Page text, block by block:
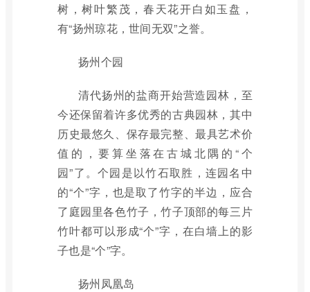
树，树叶繁茂，春天花开白如玉盘，
有“扬州琼花，世间无双”之誉。
扬州个园
清代扬州的盐商开始营造园林，至
今还保留着许多优秀的古典园林，其中
历史最悠久、保存最完整、最具艺术价
值的，要算坐落在古城北隅的“个
园”了。个园是以竹石取胜，连园名中
的“个”字，也是取了竹字的半边，应合
了庭园里各色竹子，竹子顶部的每三片
竹叶都可以形成“个”字，在白墙上的影
子也是“个”字。
扬州凤凰岛